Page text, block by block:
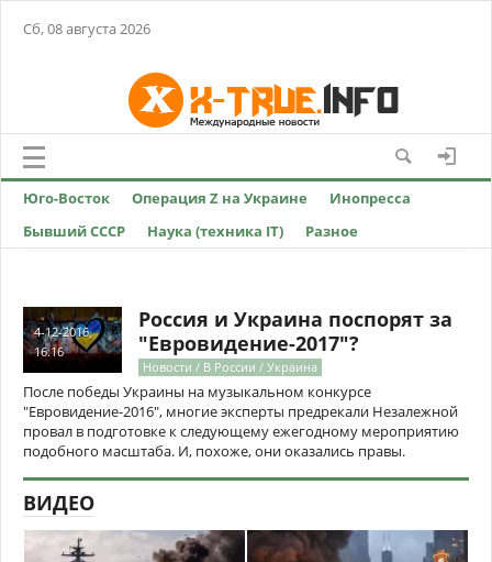
Сб, 08 августа 2026
Юго-Восток Операция Z на Украине
Инопресса
Бывший СССР
Наука (техника IT) Разное
4-12-2016,
16:16
Россия и Украина поспорят за
"Евровидение-2017"?
Новости / В России / Украина
После победы Украины на музыкальном конкурсе
"Евровидение-2016", многие эксперты предрекали Незалежной
провал в подготовке к следующему ежегодному мероприятию
подобного масштаба. И, похоже, они оказались правы.
ВИДЕО